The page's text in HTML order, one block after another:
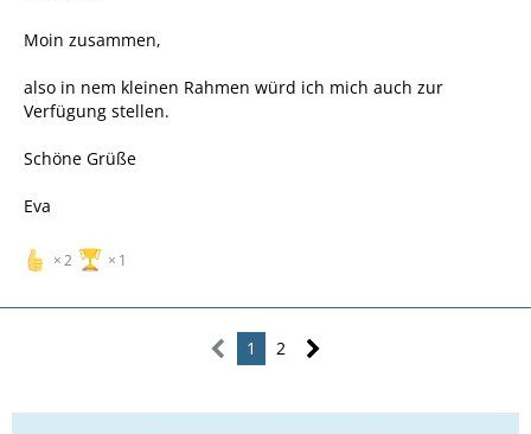
Moin zusammen,
also in nem kleinen Rahmen würd ich mich auch zur
Verfügung stellen.
Schöne Grüße
Eva
2 1
1 2